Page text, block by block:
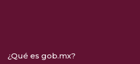
¿Qué es gob.mx?